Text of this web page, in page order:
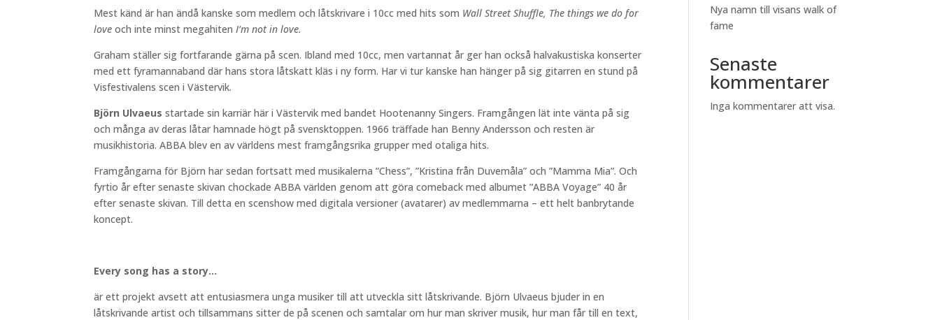
Mest känd är han ändå kanske som medlem och låtskrivare i 10cc med hits som Wall Street Shuffle, The things we do for
love och inte minst megahitenI’m not in love.
Graham ställer sig fortfarande gärna på scen. Ibland med 10cc, men vartannat år ger han också halvakustiska konserter
med ett fyramannaband där hans stora låtskatt kläs i ny form. Har vi tur kanske han hänger på sig gitarren en stund på
Visfestivalens scen i Västervik.
Björn Ulvaeus startade sin karriär här i Västervik med bandet Hootenanny Singers. Framgången lät inte vänta på sig
och många av deras låtar hamnade högt på svensktoppen. 1966 träffade han Benny Andersson och resten är
musikhistoria. ABBA blev en av världens mest framgångsrika grupper med otaliga hits.
Framgångarna för Björn har sedan fortsatt med musikalerna ”Chess”, ”Kristina från Duvemåla” och ”Mamma Mia”. Och
fyrtio år efter senaste skivan chockade ABBA världen genom att göra comeback med albumet ”ABBA Voyage” 40 år
efter senaste skivan. Till detta en scenshow med digitala versioner (avatarer) av medlemmarna – ett helt banbrytande
koncept.
Every song has a story…
är ett projekt avsett att entusiasmera unga musiker till att utveckla sitt låtskrivande. Björn Ulvaeus bjuder in en
låtskrivande artist och tillsammans sitter de på scenen och samtalar om hur man skriver musik, hur man får till en text,
Nya namn till visans walk of
fame
Senaste
kommentarer
Inga kommentarer att visa.